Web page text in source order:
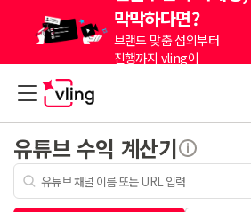
막막하다면?
브랜드 맞춤 섭외부터
진행까지 vling이
유튜브 수익 계산기